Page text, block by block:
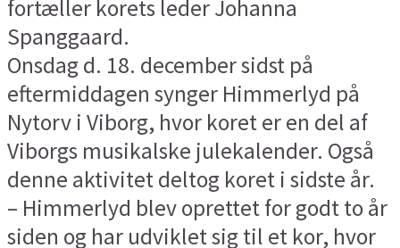
fortæller korets leder Johanna
Spanggaard.
Onsdag d. 18. december sidst på
eftermiddagen synger Himmerlyd på
Nytorv i Viborg, hvor koret er en del af
Viborgs musikalske julekalender. Også
denne aktivitet deltog koret i sidste år.
– Himmerlyd blev oprettet for godt to år
siden og har udviklet sig til et kor, hvor